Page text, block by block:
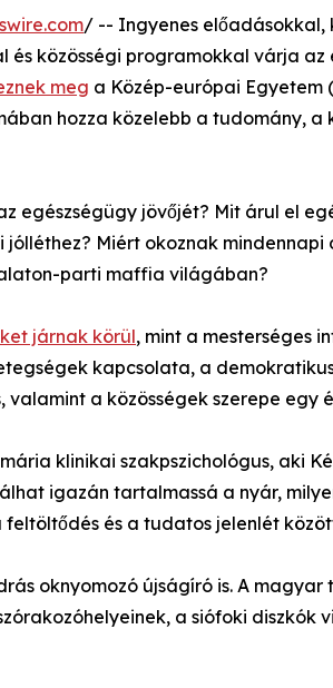
/ -- Ingyenes előadásokkal,
közösségi programokkal várja az
meg a Közép-európai Egyetem
hozza közelebb a tudomány, a
egészségügy jövőjét? Mit árul el
Miért okoznak
parti maffia világában?
járnak körül, mint a mesterséges
kapcsolata, a
a közösségek szerepe egy
klinikai szakpszichológus, aki
igazán tartalmassá a nyár,
és a tudatos jelenlét
oknyomozó újságíró is. A
a siófoki